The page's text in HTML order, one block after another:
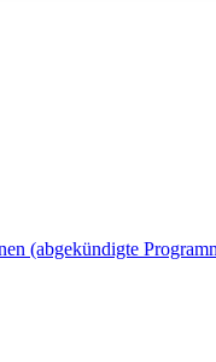
(abgekündigte